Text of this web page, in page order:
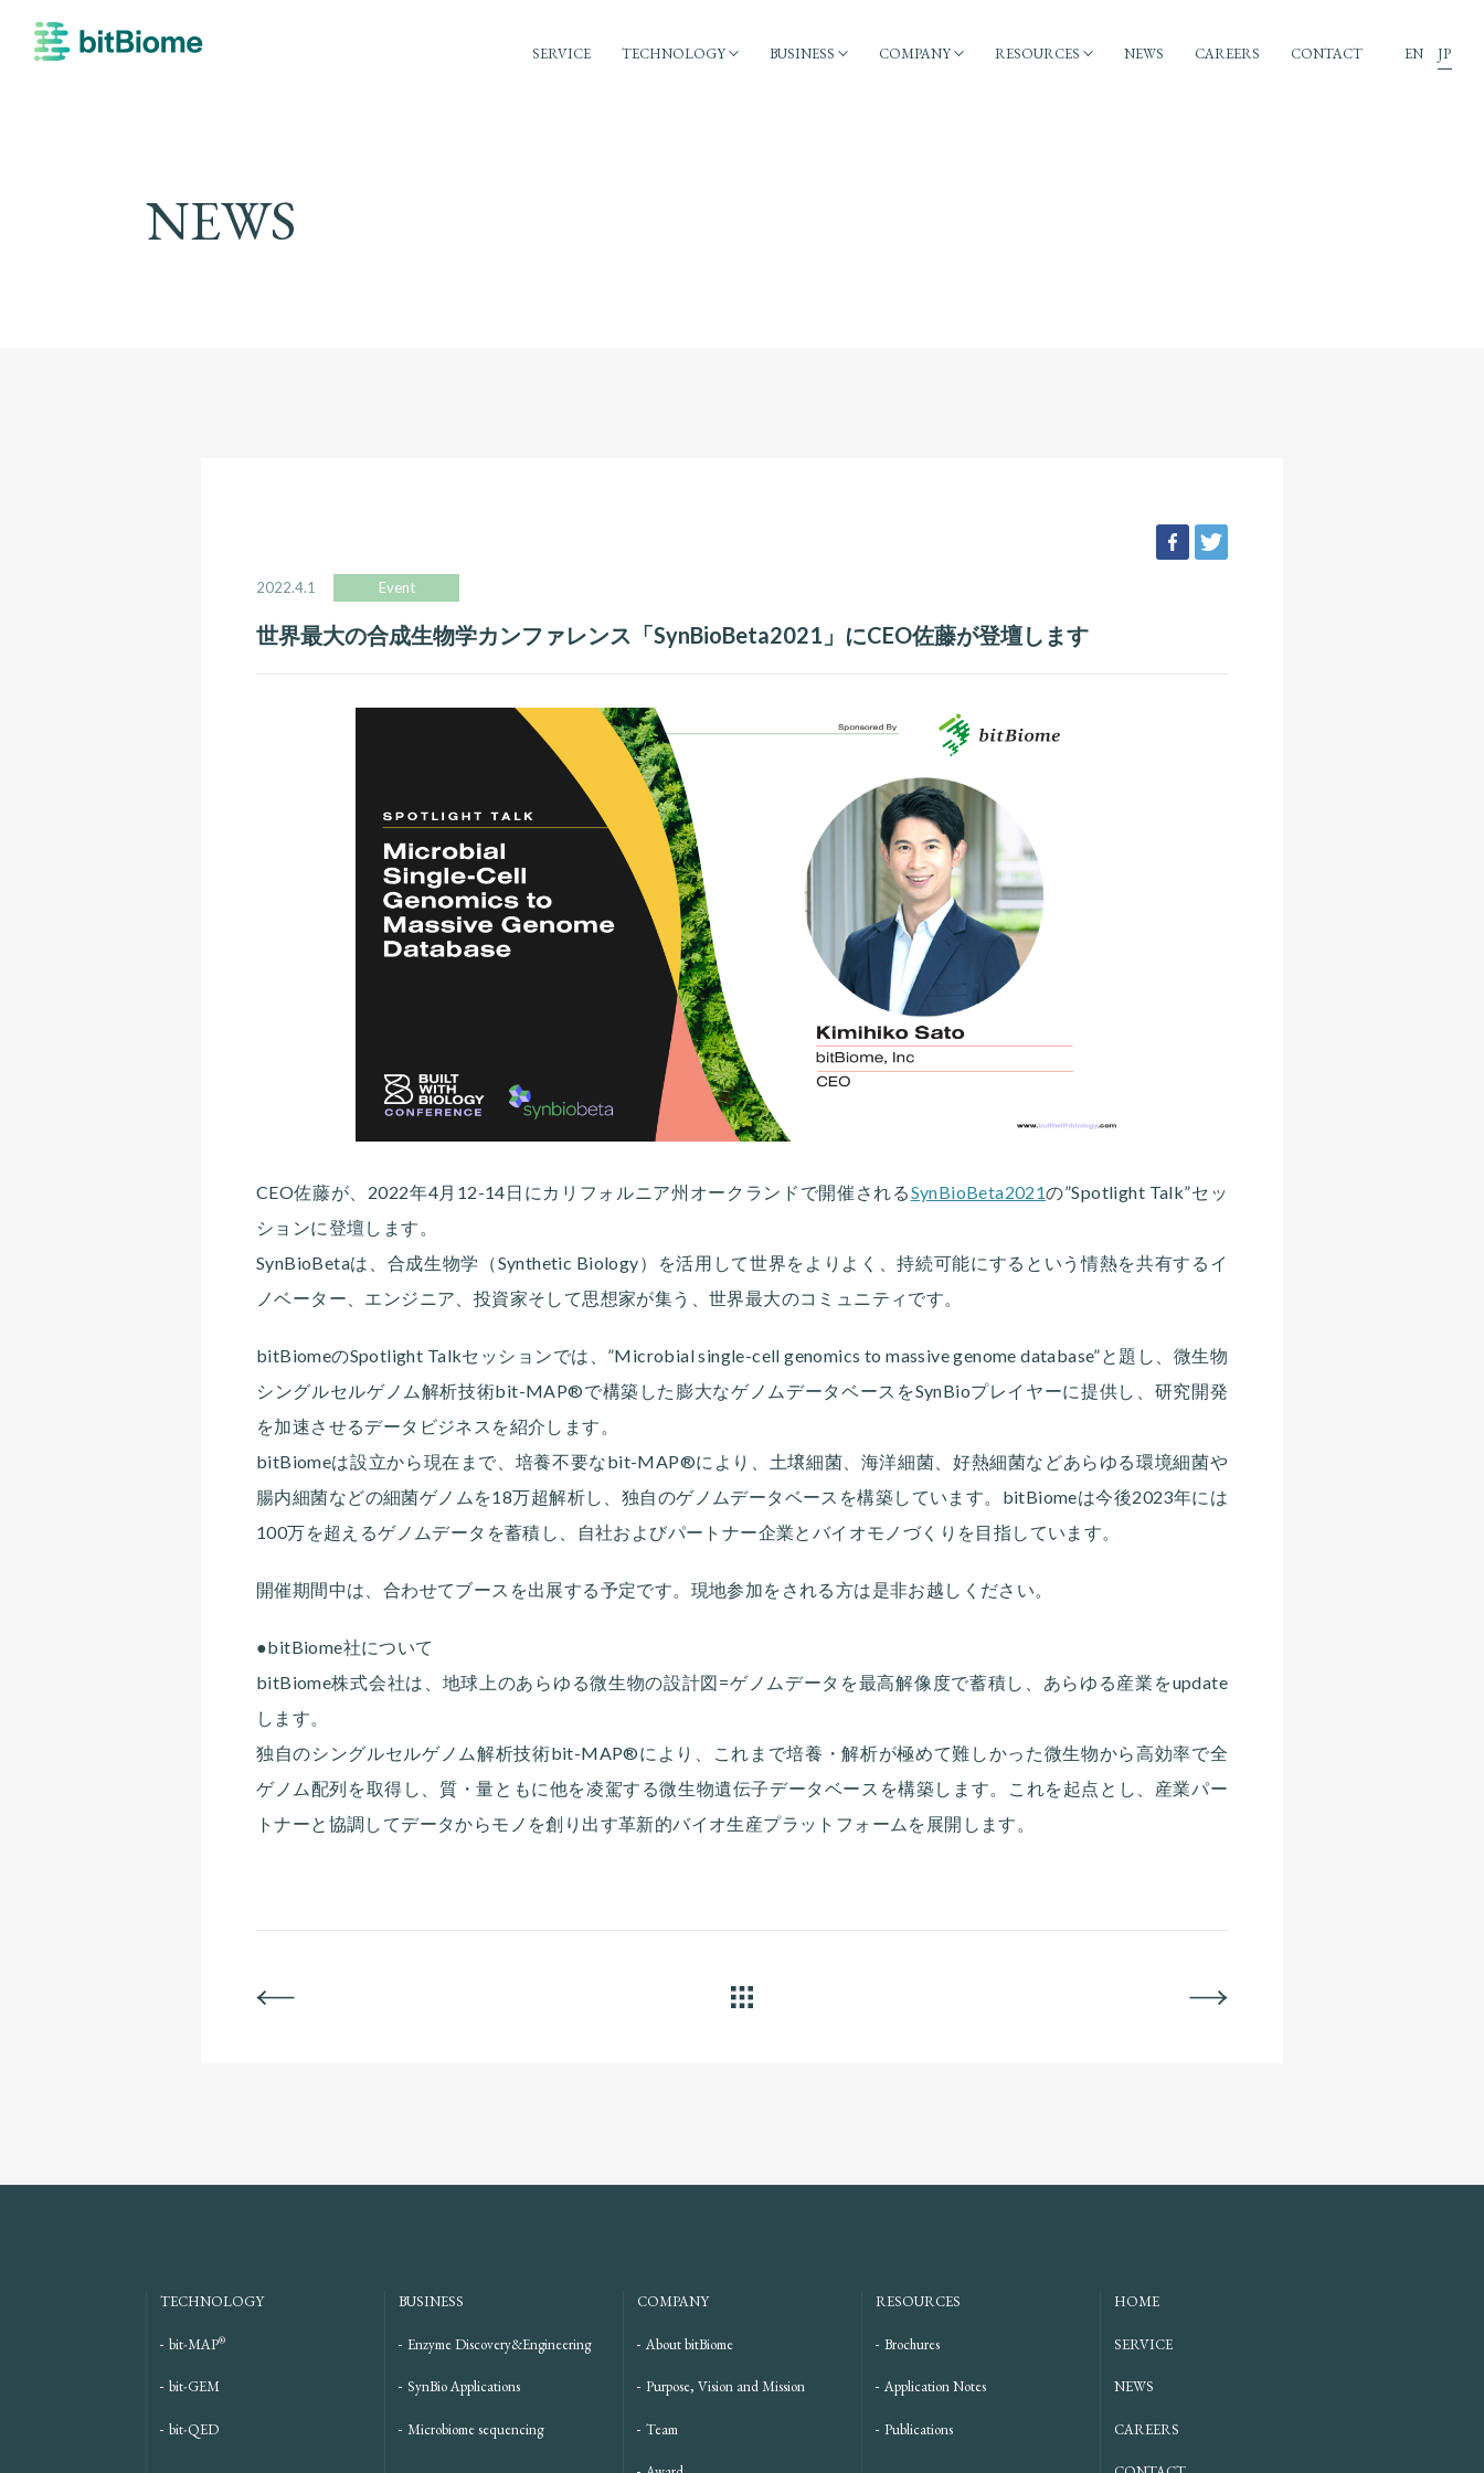
SERVICE TECHNOLOGY BUSINESS COMPANY RESOURCES NEWS CAREERS CONTACT EN JP
NEWS
facebook
2022.4.1 Event
世界最大の合成生物学カンファレンス「SynBioBeta2021」にCEO佐藤が登壇します
CEO佐藤が、2022年4月12-14日にカリフォルニア州オークランドで開催されるSynBioBeta2021の”Spotlight Talk”セッ
ションに登壇します。
SynBioBetaは、合成生物学（Synthetic Biology）を活用して世界をよりよく、持続可能にするという情熱を共有するイ
ノベーター、エンジニア、投資家そして思想家が集う、世界最大のコミュニティです。
bitBiomeのSpotlight Talkセッションでは、”Microbial single-cell genomics to massive genome database”と題し、微生物
シングルセルゲノム解析技術bit-MAP®で構築した膨大なゲノムデータベースをSynBioプレイヤーに提供し、研究開発
を加速させるデータビジネスを紹介します。
bitBiomeは設立から現在まで、培養不要なbit-MAP®により、土壌細菌、海洋細菌、好熱細菌などあらゆる環境細菌や
腸内細菌などの細菌ゲノムを18万超解析し、独自のゲノムデータベースを構築しています。bitBiomeは今後2023年には
100万を超えるゲノムデータを蓄積し、自社およびパートナー企業とバイオモノづくりを目指しています。
開催期間中は、合わせてブースを出展する予定です。現地参加をされる方は是非お越しください。
●bitBiome社について
bitBiome株式会社は、地球上のあらゆる微生物の設計図=ゲノムデータを最高解像度で蓄積し、あらゆる産業をupdate
します。
独自のシングルセルゲノム解析技術bit-MAP®により、これまで培養・解析が極めて難しかった微生物から高効率で全
ゲノム配列を取得し、質・量ともに他を凌駕する微生物遺伝子データベースを構築します。これを起点とし、産業パー
トナーと協調してデータからモノを創り出す革新的バイオ生産プラットフォームを展開します。
TECHNOLOGY
bit-MAP®
bit-GEM
bit-QED
BUSINESS
Enzyme Discovery&Engineering
SynBio Applications
Microbiome sequencing
COMPANY
About bitBiome
Purpose, Vision and Mission
Team
RESOURCES
Brochures
Application Notes
Publications
HOME
SERVICE
NEWS
CAREERS